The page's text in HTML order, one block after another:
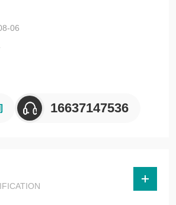
06
16637147536